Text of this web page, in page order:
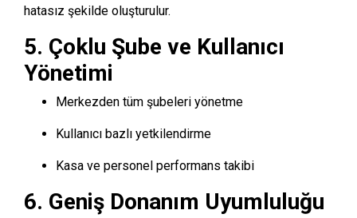
hatasız şekilde oluşturulur.
5. Çoklu Şube ve Kullanıcı
Yönetimi
Merkezden tüm şubeleri yönetme
Kullanıcı bazlı yetkilendirme
Kasa ve personel performans takibi
6. Geniş Donanım Uyumluluğu